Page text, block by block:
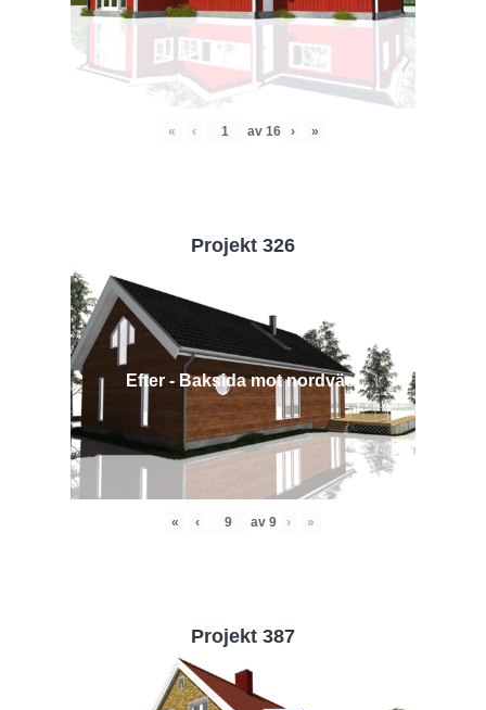
« ‹ av 16 › »
Projekt 326
Efter - Baksida mot nordväst
« ‹ av 9 › »
Projekt 387